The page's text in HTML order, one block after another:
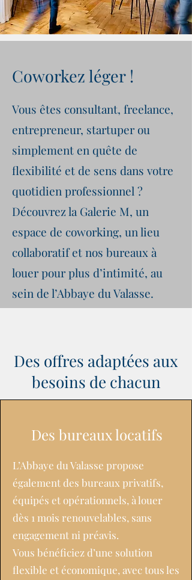
Coworkez léger !
Vous êtes consultant, freelance,
entrepreneur, startuper ou
simplement en quête de
flexibilité et de sens dans votre
quotidien professionnel ?
Découvrez la Galerie M, un
espace de coworking, un lieu
collaboratif et nos bureaux à
louer pour plus d’intimité, au
sein de l’Abbaye du Valasse.
Des offres adaptées aux
besoins de chacun
Des bureaux locatifs
L’Abbaye du Valasse propose
également des bureaux privatifs,
équipés et opérationnels, à louer
dès 1 mois renouvelables, sans
engagement ni préavis.
Vous bénéficiez d’une solution
flexible et économique, avec tous les